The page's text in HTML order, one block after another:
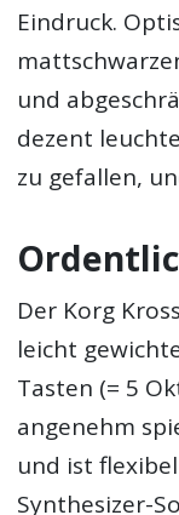
Eindruck.
und
dezent
zu gefallen,
Der Korg
leicht
Tasten (= 5
angenehm
und ist
Synthesizer-